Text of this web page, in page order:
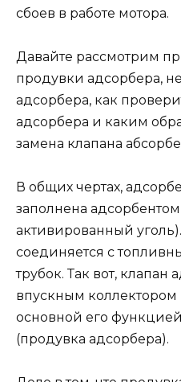
сбоев в работе мотора.
Давайте рассмотрим
продувки адсорбера,
адсорбера, как
адсорбера и каким
замена клапана
В общих чертах,
заполнена
активированный
соединяется с
трубок. Так вот, клапан
впускным
основной его
(продувка адсорбера).